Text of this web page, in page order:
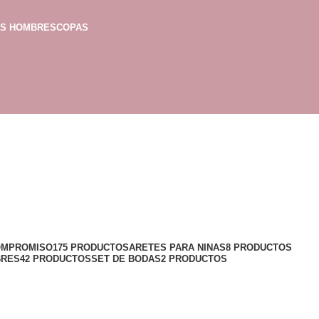
HOMBRESCOPAS
175 PRODUCTOSARETES PARA NINAS8 PRODUCTOS
42 PRODUCTOSSET DE BODAS2 PRODUCTOS